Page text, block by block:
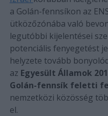
a Golán-fennsíkon az
ütközőzónába való
legutóbbi kijelentései
potenciális fenyegetést
helyzete tovább
az Egyesült Államok
Golán-fennsík feletti
nemzetközi közösség
el.